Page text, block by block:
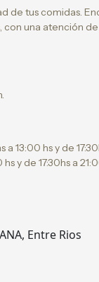
de tus comidas.
con una atención
13:00 hs y de
y de 17:30hs a
Entre Rios